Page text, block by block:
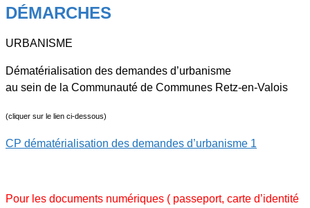
DÉMARCHES
URBANISME
Dématérialisation des demandes d’urbanisme
au sein de la Communauté de Communes Retz-en-Valois
(cliquer sur le lien ci-dessous)
CP dématérialisation des demandes d’urbanisme 1
Pour les documents numériques ( passeport, carte d’identité